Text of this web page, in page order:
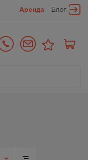
Аренда Блог